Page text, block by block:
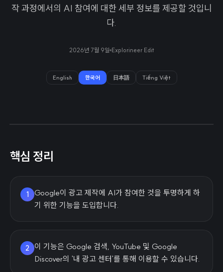
작 과정에서의 AI 참여에 대한 세부 정보를 제공할 것입니
다.
2026년 7월 9일 Explorineer Edit
English 한국어 日本語 Tiếng Việt
핵심 정리
1
Google이 광고 제작에 AI가 참여한 것을 투명하게 하
기 위한 기능을 도입합니다.
2
이 기능은 Google 검색, YouTube 및 Google
Discover의 '내 광고 센터'를 통해 이용할 수 있습니다.